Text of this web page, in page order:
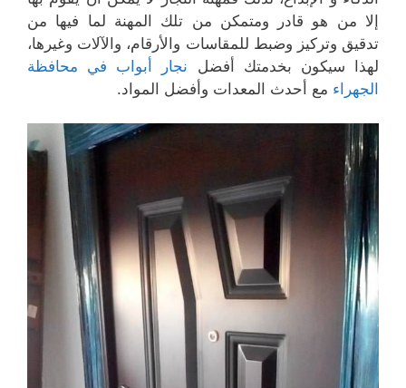
إلا من هو قادر ومتمكن من تلك المهنة لما فيها من
تدقيق وتركيز وضبط للمقاسات والأرقام، والآلات وغيرها،
لهذا سيكون بخدمتك أفضل نجار أبواب في محافظة
الجهراء مع أحدث المعدات وأفضل المواد.